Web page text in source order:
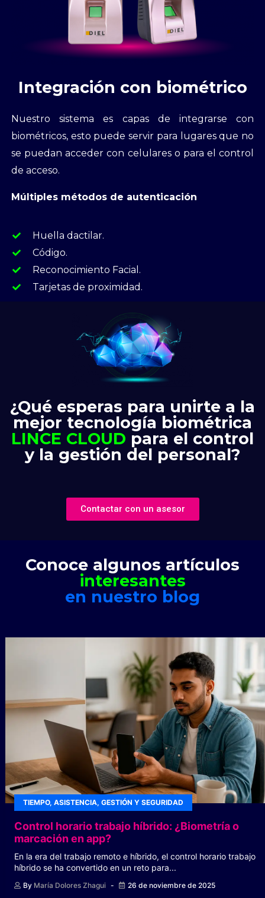
Integración con biométrico
Nuestro sistema es capas de integrarse con
biométricos, esto puede servir para lugares que no
se puedan acceder con celulares o para el control
de acceso.
Múltiples métodos de autenticación
Huella dactilar.
Código.
Reconocimiento Facial.
Tarjetas de proximidad.
¿Qué esperas para unirte a la
mejor tecnología biométrica
LINCE CLOUD para el control
y la gestión del personal?
Contactar con un asesor
Conoce algunos artículos
interesantes
en nuestro blog
TIEMPO, ASISTENCIA, GESTIÓN Y SEGURIDAD
Control horario trabajo híbrido: ¿Biometría o
marcación en app?
En la era del trabajo remoto e híbrido, el control horario trabajo
híbrido se ha convertido en un reto para...
By María Dolores Zhagui 26 de noviembre de 2025